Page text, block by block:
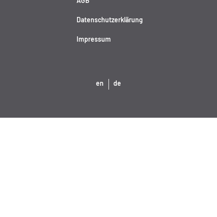
Datenschutzerklärung
Impressum
en de